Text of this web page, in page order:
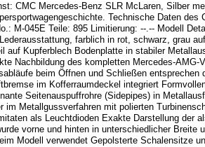
CMC Mercedes-Benz SLR McLaren, Silber
Technische Daten
M-045E Teile: 895 Limitierung: --.-- Modell
farblich in rot, schwarz, grau
auf Kupferblech Bodenplatte in stabiler
Nachbildung des kompletten Mercedes-
beim Öffnen und Schließen
im Kofferraumdeckel integriert
Seitenauspuffrohre (Sidepipes) in
im Metallgussverfahren mit polierten
als Leuchtdioden Exakte Darstellung der
vorne und hinten in unterschiedlicher
Modell verwendet Gepolsterte Schalensitze